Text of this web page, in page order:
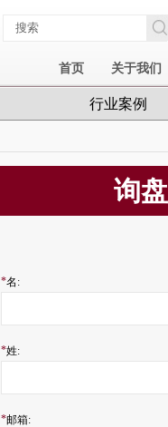
首页 关于我们
行业案例
询盘
*名:
*姓:
*邮箱: